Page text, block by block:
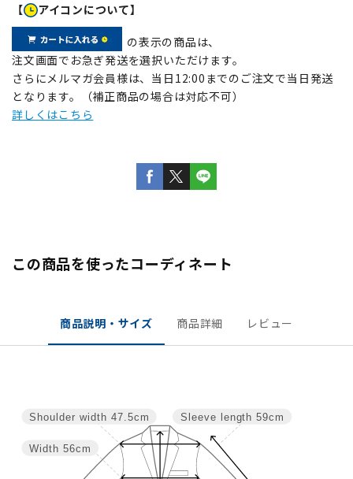
【 アイコンについて】
の表示の商品は、
注文画面でお急ぎ発送を選択いただけます。
さらにメルマガ会員様は、当日12:00までのご注文で当日発送
となります。（補正商品の場合は対応不可）
詳しくはこちら
この商品を使ったコーディネート
商品説明・サイズ 商品詳細 レビュー
Sleeve length 59cm
Width 56cm
Shoulder width 47.5cm